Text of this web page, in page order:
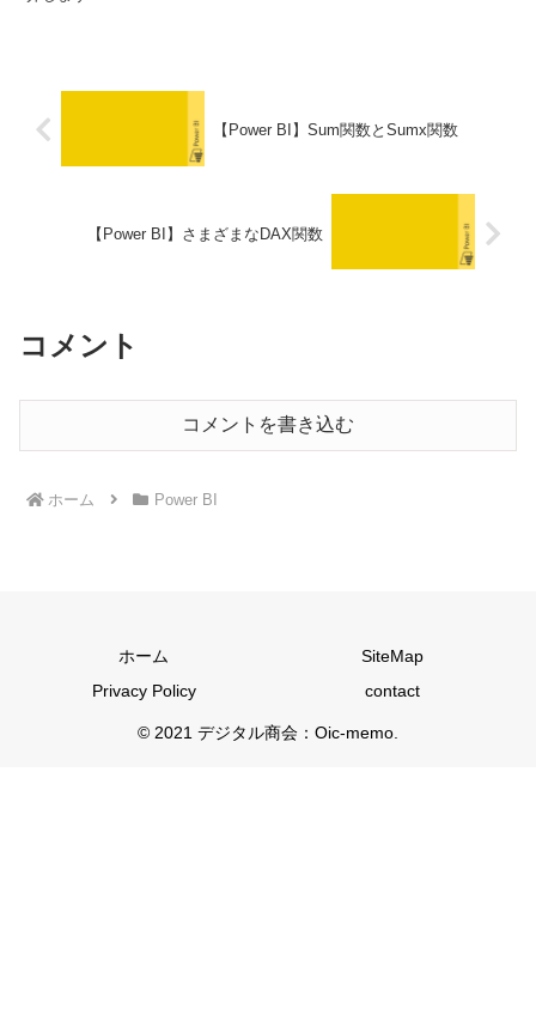
【Power BI】Sum関数とSumx関数
【Power BI】さまざまなDAX関数
コメント
コメントを書き込む
ホーム Power BI
ホーム
SiteMap
Privacy Policy
contact
© 2021 デジタル商会：Oic-memo.